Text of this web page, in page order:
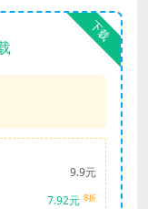
下载
9.9元
7.92元 8折